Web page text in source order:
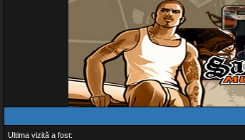
Ultima vizită a fost: